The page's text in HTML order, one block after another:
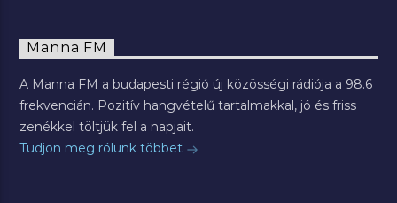
Manna FM
A Manna FM a budapesti régió új közösségi rádiója a 98.6
frekvencián. Pozitív hangvételű tartalmakkal, jó és friss
zenékkel töltjük fel a napjait.
Tudjon meg rólunk többet